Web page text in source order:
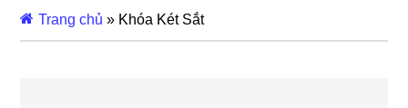
Trang chủ » Khóa Két Sắt